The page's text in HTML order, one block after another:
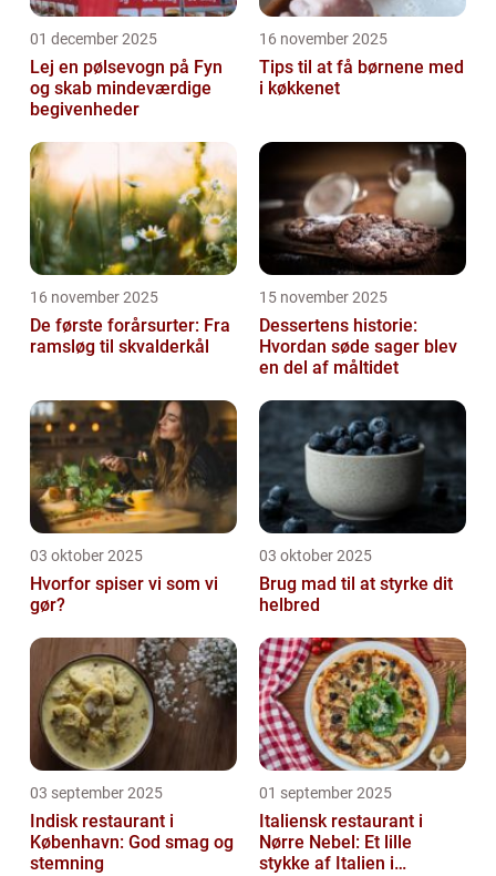
01 december 2025
Lej en pølsevogn på Fyn
og skab mindeværdige
begivenheder
16 november 2025
Tips til at få børnene med
i køkkenet
16 november 2025
De første forårsurter: Fra
ramsløg til skvalderkål
15 november 2025
Dessertens historie:
Hvordan søde sager blev
en del af måltidet
03 oktober 2025
Hvorfor spiser vi som vi
gør?
03 oktober 2025
Brug mad til at styrke dit
helbred
03 september 2025
Indisk restaurant i
København: God smag og
stemning
01 september 2025
Italiensk restaurant i
Nørre Nebel: Et lille
stykke af Italien i